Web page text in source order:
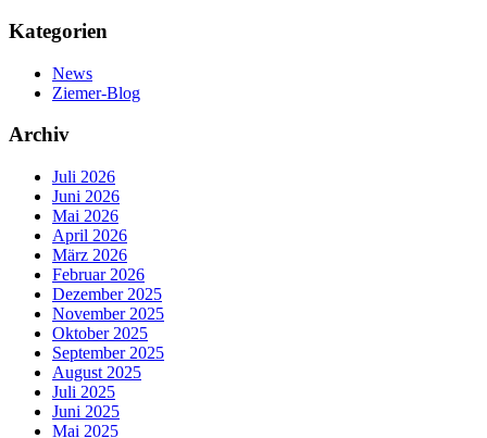
Kategorien
News
Ziemer-Blog
Archiv
Juli 2026
Juni 2026
Mai 2026
April 2026
März 2026
Februar 2026
Dezember 2025
November 2025
Oktober 2025
September 2025
August 2025
Juli 2025
Juni 2025
Mai 2025